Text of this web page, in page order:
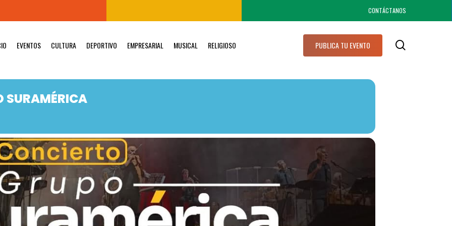
CONTÁCTANOS
EVENTOS CULTURA DEPORTIVO EMPRESARIAL MUSICAL RELIGIOSO PUBLICA TU EVENTO
SURAMÉRICA